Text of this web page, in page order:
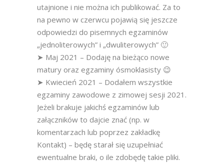
utajnione i nie można ich publikować. Za to
na pewno w czerwcu pojawią się jeszcze
odpowiedzi do pisemnych egzaminów
„jednoliterowych” i „dwuliterowych” 🙂
➤ Maj 2021 – Dodaję na bieżąco nowe
matury oraz egzaminy ósmoklasisty 😉
➤ Kwiecień 2021 – Dodałem wszystkie
egzaminy zawodowe z zimowej sesji 2021.
Jeżeli brakuje jakichś egzaminów lub
załączników to dajcie znać (np. w
komentarzach lub poprzez zakładkę
Kontakt) – będę starał się uzupełniać
ewentualne braki, o ile zdobędę takie pliki.